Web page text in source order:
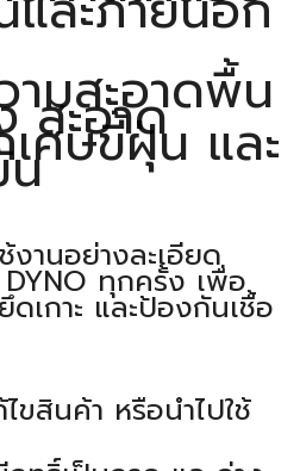
ามสะอาดพื้น
สะอาด
เศษขี้ฝุ่น และ
น
งานอย่างละเอียด
ทุกครั้ง เพื่อ
เกาะ และป้องกันเชื้อ
สินค้า หรือนำไปใช้